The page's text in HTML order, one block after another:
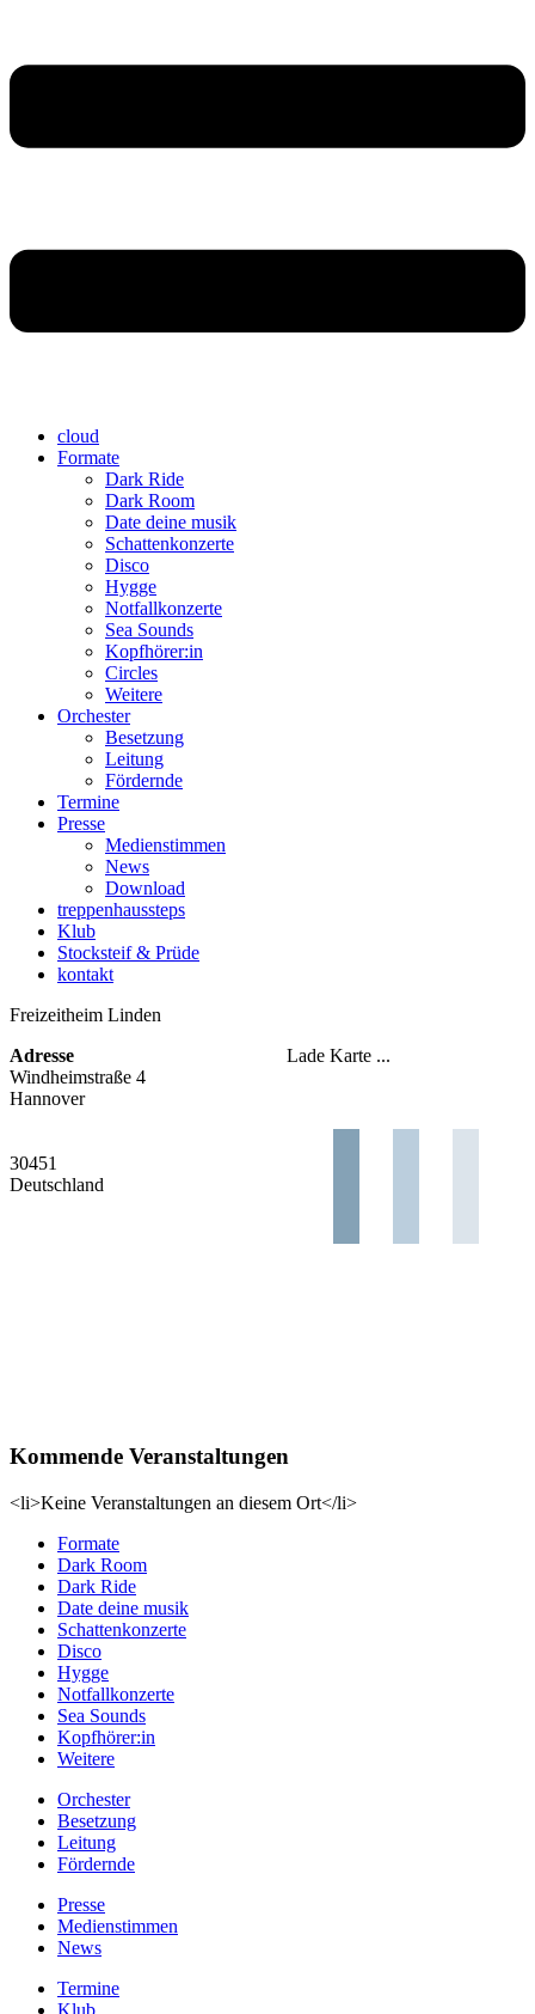
cloud
Formate
Dark Ride
Dark Room
Date deine musik
Schattenkonzerte
Disco
Hygge
Notfallkonzerte
Sea Sounds
Kopfhörer:in
Circles
Weitere
Orchester
Besetzung
Leitung
Fördernde
Termine
Presse
Medienstimmen
News
Download
treppenhaussteps
Klub
Stocksteif & Prüde
kontakt
Freizeitheim Linden
Lade Karte ...
Adresse
Windheimstraße 4
Hannover
30451
Deutschland
Kommende Veranstaltungen
<li>Keine Veranstaltungen an diesem Ort</li>
Formate
Dark Room
Dark Ride
Date deine musik
Schattenkonzerte
Disco
Hygge
Notfallkonzerte
Sea Sounds
Kopfhörer:in
Weitere
Orchester
Besetzung
Leitung
Fördernde
Presse
Medienstimmen
News
Termine
Klub